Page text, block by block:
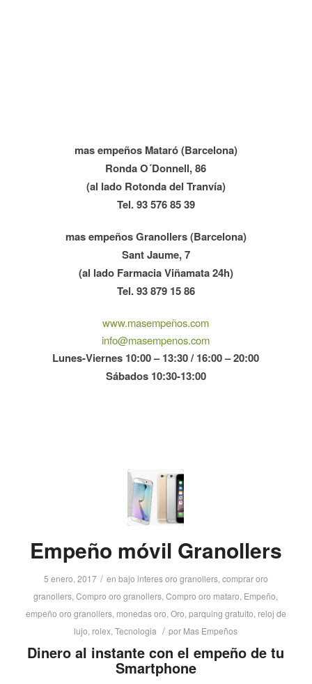
mas empeños Mataró (Barcelona)
Ronda O´Donnell, 86
(al lado Rotonda del Tranvía)
Tel. 93 576 85 39
mas empeños Granollers (Barcelona)
Sant Jaume, 7
(al lado Farmacia Viñamata 24h)
Tel. 93 879 15 86
www.masempeños.com
info@masempenos.com
Lunes-Viernes 10:00 – 13:30 / 16:00 – 20:00
Sábados 10:30-13:00
Empeño móvil Granollers
5 enero, 2017 / en bajo interes oro granollers, comprar oro
granollers,Compro oro granollers,Compro oro mataro, Empeño,
empeño oro granollers, monedas oro, Oro, parquing gratuito, reloj de
lujo, rolex,Tecnologia / por Mas Empeños
Dinero al instante con el empeño de tu
Smartphone